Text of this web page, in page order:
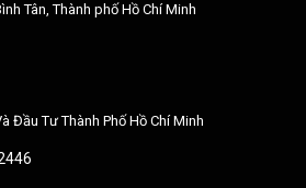
Tân, Thành phố Hồ Chí Minh
Đầu Tư Thành Phố Hồ Chí Minh